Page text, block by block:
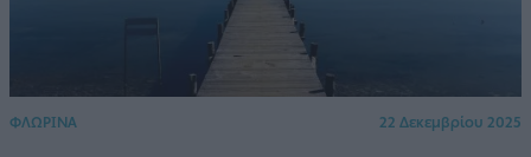
ΦΛΩΡΙΝΑ 22 Δεκεμβρίου 2025